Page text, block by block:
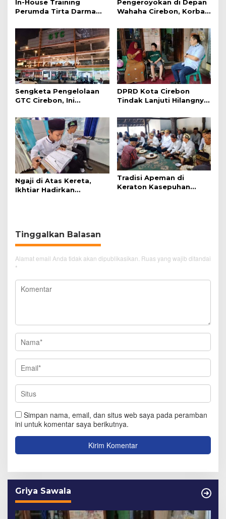
In-House Training
Perumda Tirta Darma
dan Profesionalisme
Pengeroyokan di Depan
Wahaha Cirebon, Korban
Polisi
Sengketa Pengelolaan
GTC Cirebon, Ini
Simanjuntak
DPRD Kota Cirebon
Tindak Lanjuti Hilangnya
Disabilitas
Ngaji di Atas Kereta,
Ikhtiar Hadirkan
Tradisi Apeman di
Keraton Kasepuhan
Tinggalkan Balasan
Alamat email Anda tidak akan dipublikasikan. Ruas yang wajib ditandai
*
Simpan nama, email, dan situs web saya pada peramban
ini untuk komentar saya berikutnya.
Griya Sawala